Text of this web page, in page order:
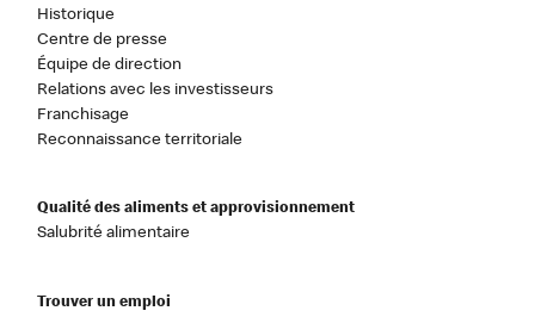
Historique
Centre de presse
Équipe de direction
Relations avec les investisseurs
Franchisage
Reconnaissance territoriale
Qualité des aliments et approvisionnement
Salubrité alimentaire
Trouver un emploi